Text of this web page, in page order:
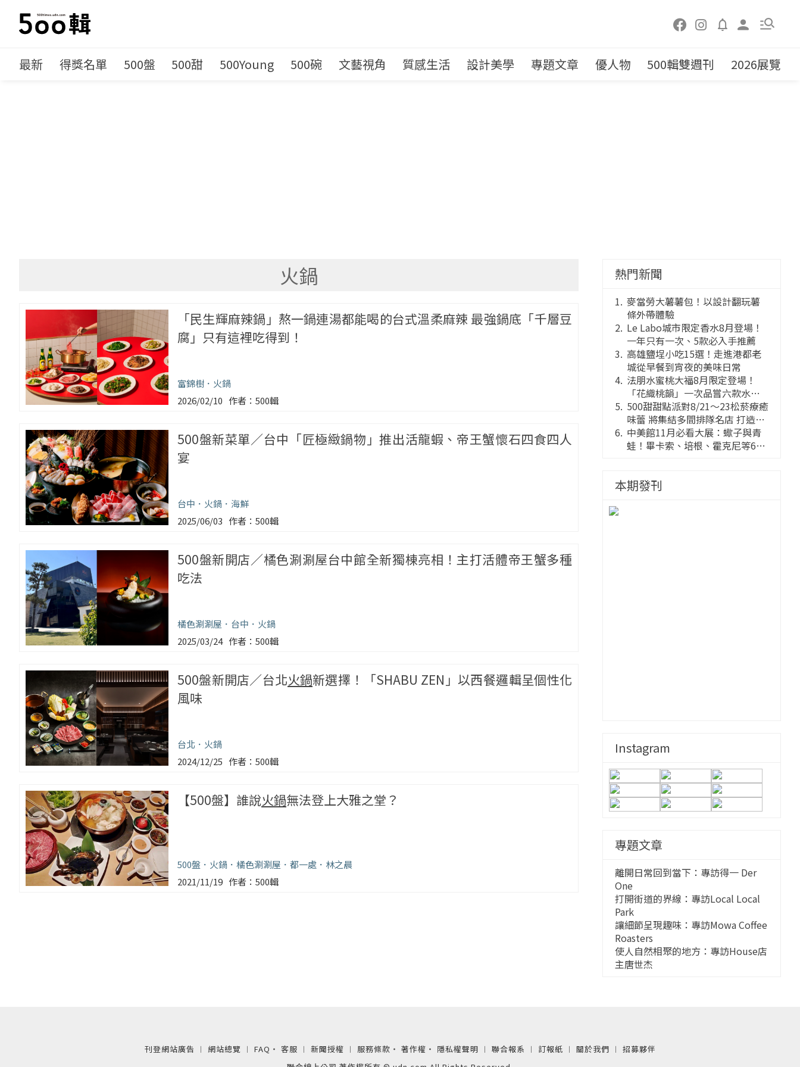
最新 得獎名單 500盤 500甜 500Young 500碗 文藝視角 質感生活 設計美學 專題文章 優人物 500輯雙週刊 2026展覽
火鍋
「民生輝麻辣鍋」熬一鍋連湯都能喝的台式溫柔麻辣 最強鍋底「千層豆
腐」只有這裡吃得到！
富錦樹
火鍋
2026/02/10
500輯
500盤新菜單／台中「匠極緻鍋物」推出活龍蝦、帝王蟹懷石四食四人
宴
台中 火鍋
海鮮
2025/06/03
500輯
500盤新開店／橘色涮涮屋台中館全新獨棟亮相！主打活體帝王蟹多種
吃法
橘色涮涮屋 台中
火鍋
2025/03/24
500輯
500盤新開店／台北火鍋新選擇！「SHABU ZEN」以西餐邏輯呈個性化
風味
台北
火鍋
2024/12/25
500輯
【500盤】誰說火鍋無法登上大雅之堂？
500盤 火鍋 橘色涮涮屋 都一處
林之晨
2021/11/19
500輯
熱門新聞
麥當勞大薯薯包！以設計翻玩薯
條外帶體驗
Le Labo城市限定香水8月登場！
一年只有一次、5款必入手推薦
高雄鹽埕小吃15選！走進港都老
城從早餐到宵夜的美味日常
法朋水蜜桃大福8月限定登場！
「花織桃韻」一次品嘗六款水蜜
桃花果大福
500甜甜點派對8/21～23松菸療癒
味蕾 將集結多間排隊名店 打造靈
感創意的舞台
中美館11月必看大展：蠍子與青
蛙！畢卡索、培根、霍克尼等66
本期發刊
Instagram
專題文章
離開日常回到當下：專訪得一 Der
One
打開街道的界線：專訪Local Local
Park
讓細節呈現趣味：專訪Mowa Coffee
Roasters
使人自然相聚的地方：專訪House店
主唐世杰
刊登網站廣告 ︱ 網站總覽 ︱ FAQ ‧ 客服 ︱ 新聞授權 ︱ 服務條款 ‧ 著作權 ‧ 隱私權聲明 ︱ 聯合報系 ︱ 訂報紙 ︱ 關於我們 ︱ 招募夥伴